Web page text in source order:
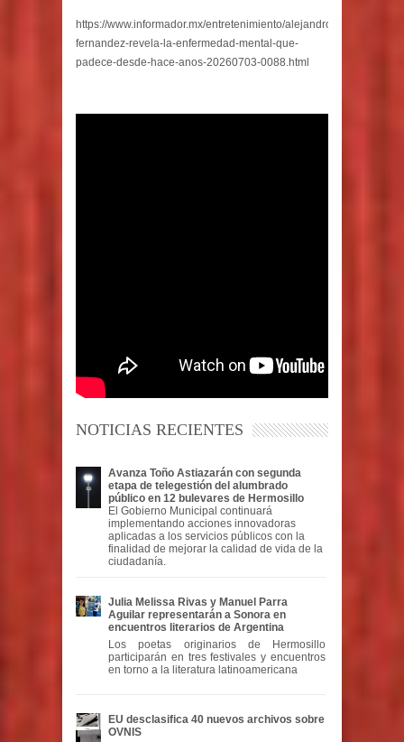
https://www.informador.mx/entretenimiento/alejandro-
fernandez-revela-la-enfermedad-mental-que-
padece-desde-hace-anos-20260703-0088.html
NOTICIAS RECIENTES
Avanza Toño Astiazarán con segunda
etapa de telegestión del alumbrado
público en 12 bulevares de Hermosillo
El Gobierno Municipal continuará
implementando acciones innovadoras
aplicadas a los servicios públicos con la
finalidad de mejorar la calidad de vida de la
ciudadanía.
Julia Melissa Rivas y Manuel Parra
Aguilar representarán a Sonora en
encuentros literarios de Argentina
Los poetas originarios de Hermosillo
participarán en tres festivales y encuentros
en torno a la literatura latinoamericana
EU desclasifica 40 nuevos archivos sobre
OVNIS